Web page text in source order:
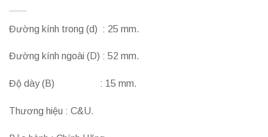
Đường kính trong (d) : 25 mm.
Đường kính ngoài (D) : 52 mm.
Độ dày (B) : 15 mm.
Thương hiệu : C&U.